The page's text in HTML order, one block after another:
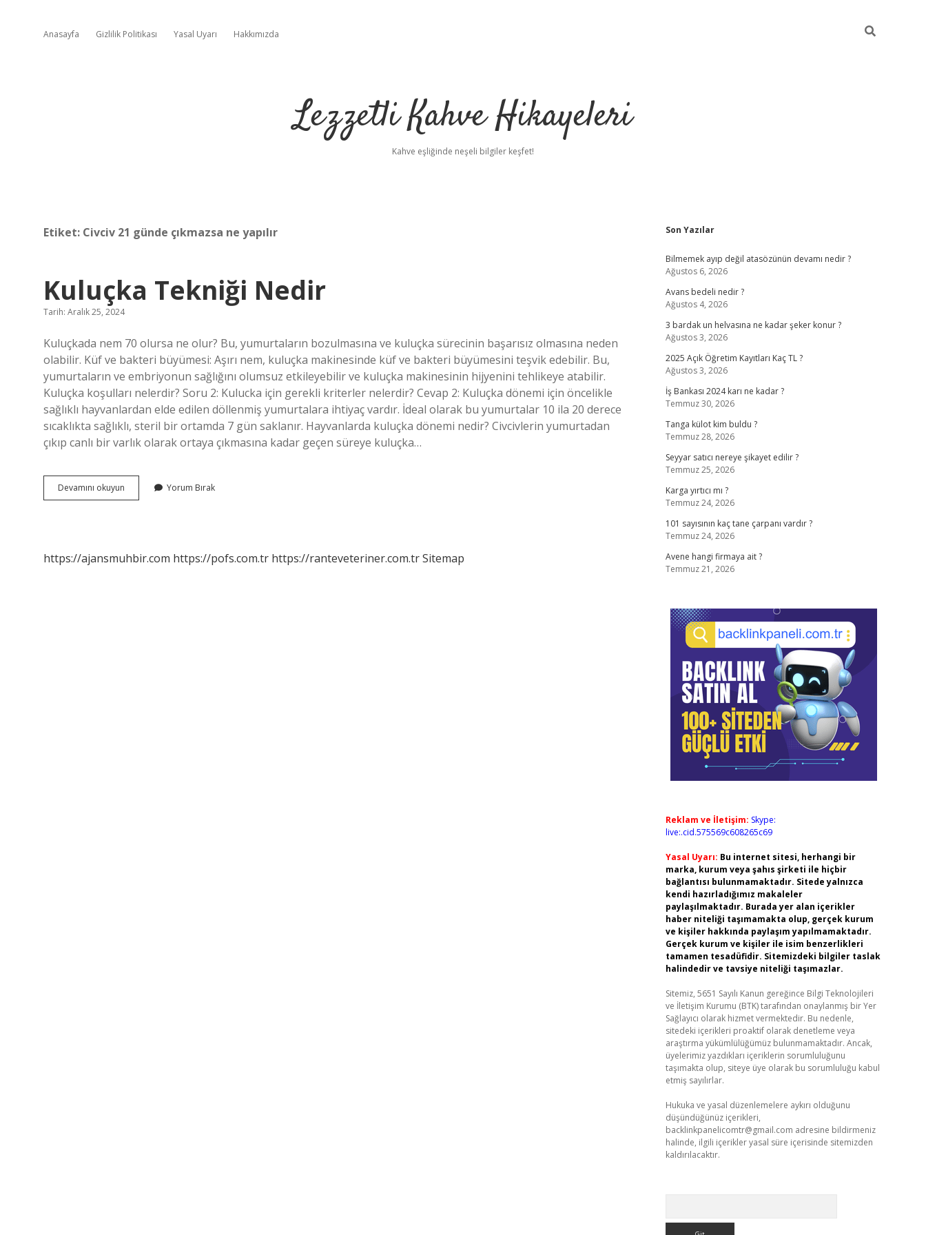
Anasayfa Gizlilik Politikası Yasal Uyarı Hakkımızda
Lezzetli Kahve Hikayeleri
Kahve eşliğinde neşeli bilgiler keşfet!
Etiket: Civciv 21 günde çıkmazsa ne yapılır
Kuluçka Tekniği Nedir
Tarih: Aralık 25, 2024
Kuluçkada nem 70 olursa ne olur? Bu, yumurtaların bozulmasına ve kuluçka sürecinin başarısız olmasına neden
olabilir. Küf ve bakteri büyümesi: Aşırı nem, kuluçka makinesinde küf ve bakteri büyümesini teşvik edebilir. Bu,
yumurtaların ve embriyonun sağlığını olumsuz etkileyebilir ve kuluçka makinesinin hijyenini tehlikeye atabilir.
Kuluçka koşulları nelerdir? Soru 2: Kulucka için gerekli kriterler nelerdir? Cevap 2: Kuluçka dönemi için öncelikle
sağlıklı hayvanlardan elde edilen döllenmiş yumurtalara ihtiyaç vardır. İdeal olarak bu yumurtalar 10 ila 20 derece
sıcaklıkta sağlıklı, steril bir ortamda 7 gün saklanır. Hayvanlarda kuluçka dönemi nedir? Civcivlerin yumurtadan
çıkıp canlı bir varlık olarak ortaya çıkmasına kadar geçen süreye kuluçka…
Devamını okuyun
Tekniği
Yorum Bırak
https://ajansmuhbir.com https://pofs.com.tr https://ranteveteriner.com.trSitemap
Sidebar
Son Yazılar
Bilmemek ayıp değil atasözünün devamı nedir ?
Ağustos 6, 2026
Avans bedeli nedir ?
Ağustos 4, 2026
3 bardak un helvasına ne kadar şeker konur ?
Ağustos 3, 2026
2025 Açık Öğretim Kayıtları Kaç TL ?
Ağustos 3, 2026
İş Bankası 2024 karı ne kadar ?
Temmuz 30, 2026
Tanga külot kim buldu ?
Temmuz 28, 2026
Seyyar satıcı nereye şikayet edilir ?
Temmuz 25, 2026
Karga yırtıcı mı ?
Temmuz 24, 2026
101 sayısının kaç tane çarpanı vardır ?
Temmuz 24, 2026
Avene hangi firmaya ait ?
Temmuz 21, 2026
Reklam ve İletişim: Skype:
live:.cid.575569c608265c69
Yasal Uyarı: Bu internet sitesi, herhangi bir
marka, kurum veya şahıs şirketi ile hiçbir
bağlantısı bulunmamaktadır. Sitede yalnızca
kendi hazırladığımız makaleler
paylaşılmaktadır. Burada yer alan içerikler
haber niteliği taşımamakta olup, gerçek kurum
ve kişiler hakkında paylaşım yapılmamaktadır.
Gerçek kurum ve kişiler ile isim benzerlikleri
tamamen tesadüfidir. Sitemizdeki bilgiler taslak
halindedir ve tavsiye niteliği taşımazlar.
Sitemiz, 5651 Sayılı Kanun gereğince Bilgi Teknolojileri
ve İletişim Kurumu (BTK) tarafından onaylanmış bir Yer
Sağlayıcı olarak hizmet vermektedir. Bu nedenle,
sitedeki içerikleri proaktif olarak denetleme veya
araştırma yükümlülüğümüz bulunmamaktadır. Ancak,
üyelerimiz yazdıkları içeriklerin sorumluluğunu
taşımakta olup, siteye üye olarak bu sorumluluğu kabul
etmiş sayılırlar.
Hukuka ve yasal düzenlemelere aykırı olduğunu
düşündüğünüz içerikleri,
backlinkpanelicomtr@gmail.com adresine bildirmeniz
halinde, ilgili içerikler yasal süre içerisinde sitemizden
kaldırılacaktır.